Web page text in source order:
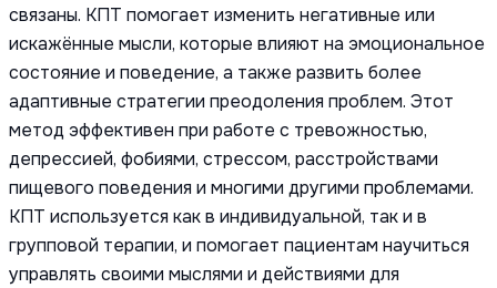
связаны. КПТ помогает изменить негативные или
искажённые мысли, которые влияют на эмоциональное
состояние и поведение, а также развить более
адаптивные стратегии преодоления проблем. Этот
метод эффективен при работе с тревожностью,
депрессией, фобиями, стрессом, расстройствами
пищевого поведения и многими другими проблемами.
КПТ используется как в индивидуальной, так и в
групповой терапии, и помогает пациентам научиться
управлять своими мыслями и действиями для